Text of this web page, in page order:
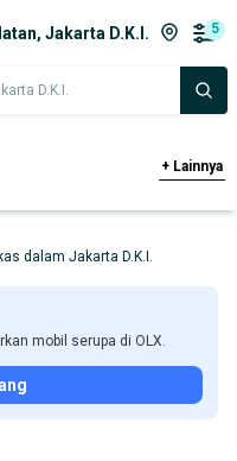
Jakarta D.K.I. 5
D.K.I.
Cc
+ Lainnya
dalam Jakarta D.K.I.
mobil serupa di OLX.